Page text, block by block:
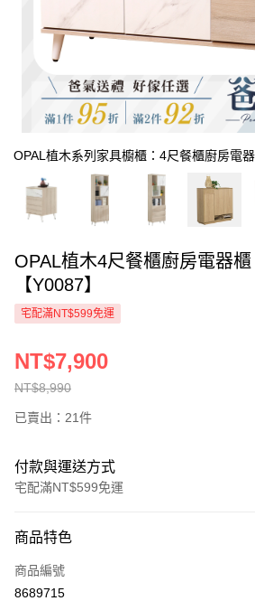
OPAL植木系列家具櫥櫃：4尺餐櫃廚房電
OPAL植木4尺餐櫃廚房電器
【Y0087】
宅配滿NT$599免運
NT$8,990
NT$7,900
已賣出：21件
付款與運送方式
宅配滿NT$599免運
信用卡一次付款
信用卡分期付款
商品特色
商品編號
8689715